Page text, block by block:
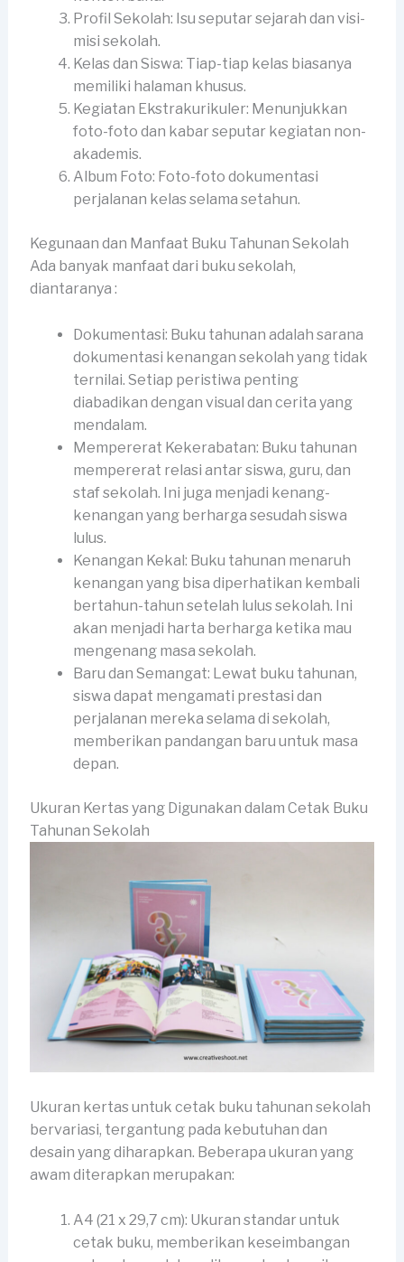
Profil Sekolah: Isu seputar sejarah dan visi-
misi sekolah.
Kelas dan Siswa: Tiap-tiap kelas biasanya
memiliki halaman khusus.
Kegiatan Ekstrakurikuler: Menunjukkan
foto-foto dan kabar seputar kegiatan non-
akademis.
Album Foto: Foto-foto dokumentasi
perjalanan kelas selama setahun.
Kegunaan dan Manfaat Buku Tahunan Sekolah
Ada banyak manfaat dari buku sekolah,
diantaranya :
Dokumentasi: Buku tahunan adalah sarana
dokumentasi kenangan sekolah yang tidak
ternilai. Setiap peristiwa penting
diabadikan dengan visual dan cerita yang
mendalam.
Mempererat Kekerabatan: Buku tahunan
mempererat relasi antar siswa, guru, dan
staf sekolah. Ini juga menjadi kenang-
kenangan yang berharga sesudah siswa
lulus.
Kenangan Kekal: Buku tahunan menaruh
kenangan yang bisa diperhatikan kembali
bertahun-tahun setelah lulus sekolah. Ini
akan menjadi harta berharga ketika mau
mengenang masa sekolah.
Baru dan Semangat: Lewat buku tahunan,
siswa dapat mengamati prestasi dan
perjalanan mereka selama di sekolah,
memberikan pandangan baru untuk masa
depan.
Ukuran Kertas yang Digunakan dalam Cetak Buku
Tahunan Sekolah
Ukuran kertas untuk cetak buku tahunan sekolah
bervariasi, tergantung pada kebutuhan dan
desain yang diharapkan. Beberapa ukuran yang
awam diterapkan merupakan:
A4 (21 x 29,7 cm): Ukuran standar untuk
cetak buku, memberikan keseimbangan